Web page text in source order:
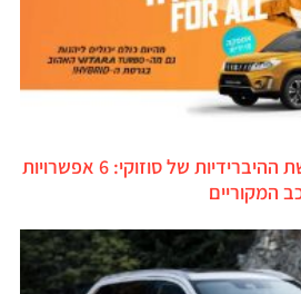
הוצג הסדר פשרה בפרשת ההיברידיות של סוזוקי: 6 אפשרויות
המקוריים